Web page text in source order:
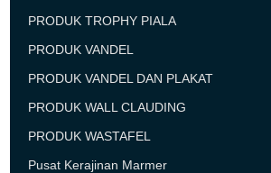
PRODUK TROPHY PIALA
PRODUK VANDEL
PRODUK VANDEL DAN PLAKAT
PRODUK WALL CLAUDING
PRODUK WASTAFEL
Pusat Kerajinan Marmer